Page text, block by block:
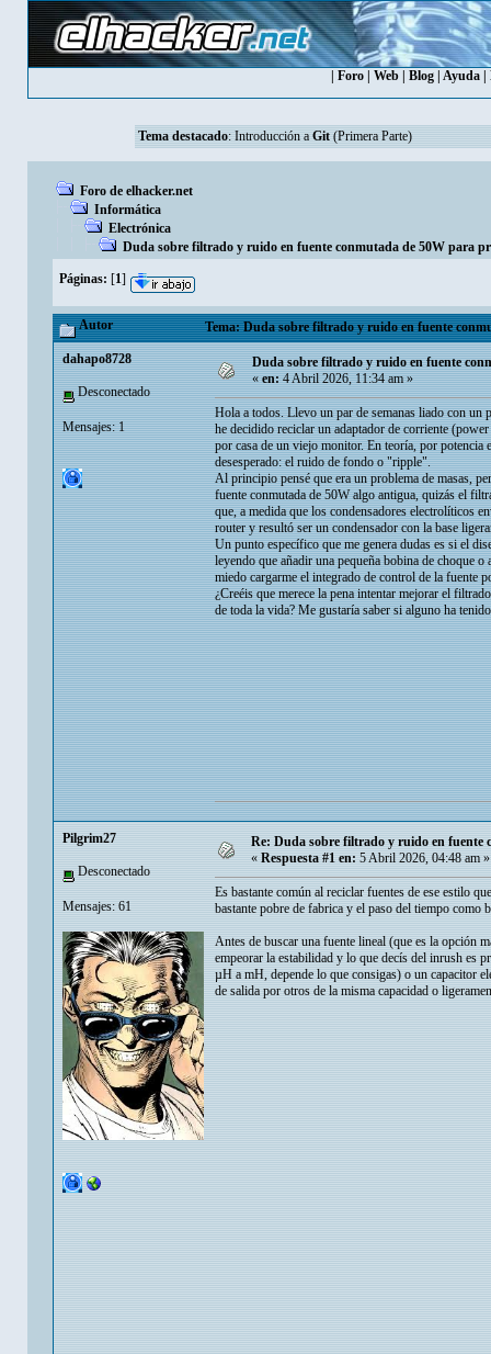
Foro| Web| Blog| Ayuda|
Tema destacado: Introducción a Git (Primera Parte)
Foro de elhacker.net
Informática
Electrónica
Duda sobre filtrado y ruido en fuente conmutada de 50W para
Páginas: [1]
Autor Tema: Duda sobre filtrado y ruido en fuente
dahapo8728
Desconectado
Mensajes: 1
Duda sobre filtrado y ruido en fuente
«en:4 Abril 2026, 11:34 am »
Hola a todos. Llevo un par de semanas liado con un
he decidido reciclar un adaptador de corriente
por casa de un viejo monitor. En teoría, por
desesperado: el ruido de fondo o "ripple".
Al principio pensé que era un problema de masas,
fuente conmutada de 50W algo antigua, quizás el
que, a medida que los condensadores electrolíticos
router y resultó ser un condensador con la base
Un punto específico que me genera dudas es si el
leyendo que añadir una pequeña bobina de choque
miedo cargarme el integrado de control de la fuente
¿Creéis que merece la pena intentar mejorar el
de toda la vida? Me gustaría saber si alguno ha
Pilgrim27
Desconectado
Mensajes: 61
Re: Duda sobre filtrado y ruido en fuente
« Respuesta #1 en: 5 Abril 2026, 04:48 am »
Es bastante común al reciclar fuentes de ese estilo
bastante pobre de fabrica y el paso del tiempo como
Antes de buscar una fuente lineal (que es la opción
empeorar la estabilidad y lo que decís del inrush es
µH a mH, depende lo que consigas) o un capacitor
de salida por otros de la misma capacidad o